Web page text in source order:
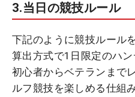
3.当日の競技ルール
下記のように競技ルール
算出方式で1日限定のハン
初心者からベテランまで
ルフ競技を楽しめる仕組